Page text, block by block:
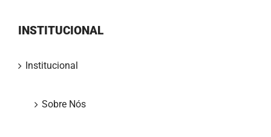
INSTITUCIONAL
Institucional
Sobre Nós